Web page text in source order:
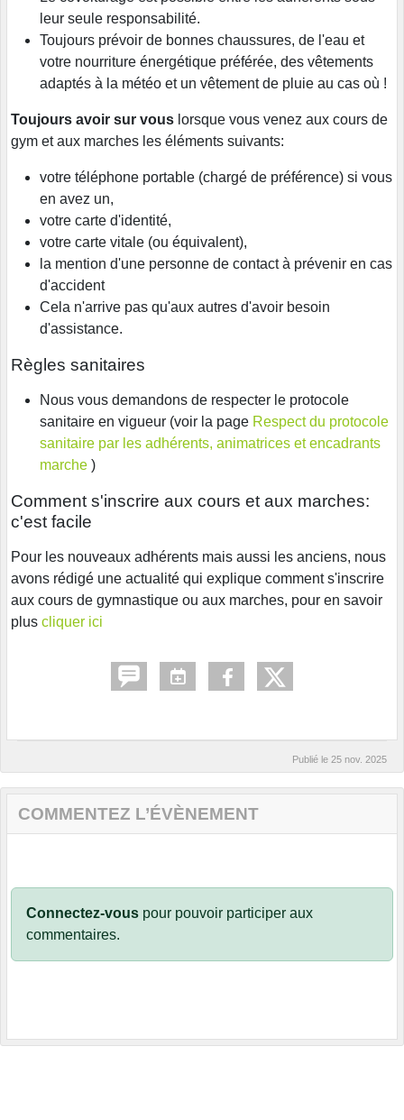
leur seule responsabilité.
Toujours prévoir de bonnes chaussures, de l'eau et
votre nourriture énergétique préférée, des vêtements
adaptés à la météo et un vêtement de pluie au cas où !
Toujours avoir sur vous lorsque vous venez aux cours de
gym et aux marches les éléments suivants:
votre téléphone portable (chargé de préférence) si vous
en avez un,
votre carte d'identité,
votre carte vitale (ou équivalent),
la mention d'une personne de contact à prévenir en cas
d'accident
Cela n'arrive pas qu'aux autres d'avoir besoin
d'assistance.
Règles sanitaires
Nous vous demandons de respecter le protocole
sanitaire en vigueur (voir la page Respect du protocole
sanitaire par les adhérents, animatrices et encadrants
marche )
Comment s'inscrire aux cours et aux marches:
c'est facile
Pour les nouveaux adhérents mais aussi les anciens, nous
avons rédigé une actualité qui explique comment s'inscrire
aux cours de gymnastique ou aux marches, pour en savoir
plus cliquer ici
Publié le 25 nov. 2025
COMMENTEZ L’ÉVÈNEMENT
Connectez-vous pour pouvoir participer aux
commentaires.